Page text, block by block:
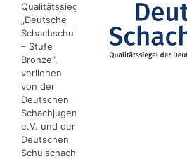
Qualitätssiegel
„Deutsche
Schachschule
– Stufe
Bronze“,
verliehen
von der
Deutschen
Schachjugend
e.V. und der
Deutschen
Schulschachstiftung